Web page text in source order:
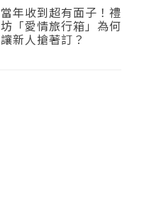
當年收到超有面子！禮
坊「愛情旅行箱」為何
讓新人搶著訂？